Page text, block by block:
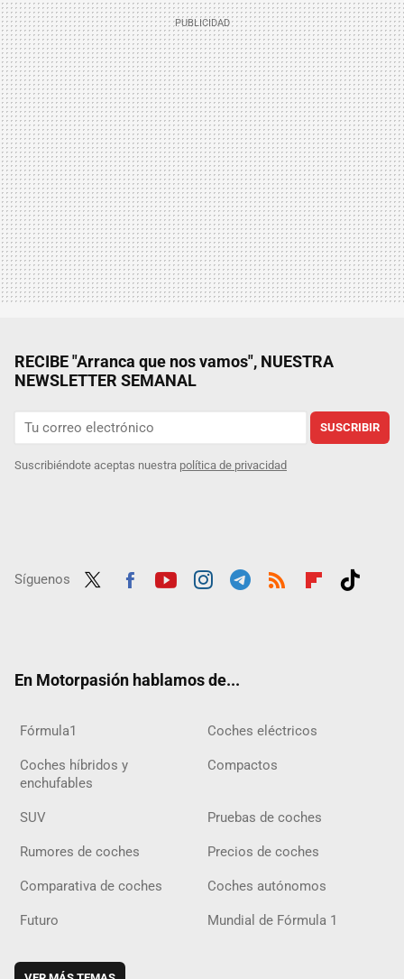
RECIBE "Arranca que nos vamos", NUESTRA
NEWSLETTER SEMANAL
SUSCRIBIR
Suscribiéndote aceptas nuestra política de privacidad
Síguenos
En Motorpasión hablamos de...
Fórmula1 Coches eléctricos
Coches híbridos y
enchufables
Compactos
SUV Pruebas de coches
Rumores de coches Precios de coches
Comparativa de coches Coches autónomos
Futuro Mundial de Fórmula 1